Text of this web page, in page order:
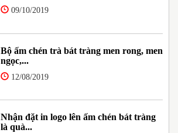
09/10/2019
Bộ ấm chén trà bát tràng men rong, men
ngọc,...
12/08/2019
Nhận đặt in logo lên ấm chén bát tràng
là quà...